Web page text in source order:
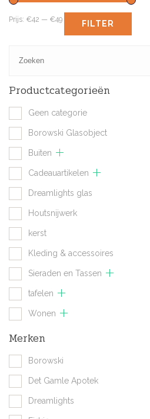
FILTER
Prijs: €42 — €49
Productcategorieën
Geen categorie
Borowski Glasobject
Buiten
Cadeauartikelen
Dreamlights glas
Houtsnijwerk
kerst
Kleding & accessoires
Sieraden en Tassen
tafelen
Wonen
Merken
Borowski
Det Gamle Apotek
Dreamlights